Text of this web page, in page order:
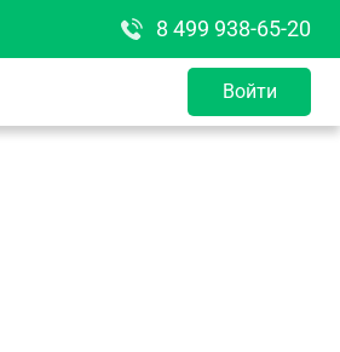
8 499 938-65-20
Войти